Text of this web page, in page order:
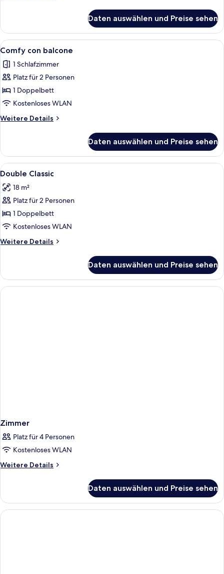
con
Balcone
Daten auswählen und Preise sehen
Alle
Fotos
für
Comfy
con
balcone
anzeigen
Ein Hotelzimmer mit einem großen
6
Comfy con balcone
1 Schlafzimmer
Platz für 2 Personen
1 Doppelbett
Kostenloses WLAN
Weitere Details
Weitere
con
balcone
Daten auswählen und Preise sehen
Alle
Fotos
für
Double
Classic
anzeigen
Ein Hotelzimmer mit einem Bett,
2
Double Classic
18 m²
Platz für 2 Personen
1 Doppelbett
Kostenloses WLAN
Weitere Details
Weitere
Classic
Daten auswählen und Preise sehen
Zimmer
Platz für 4 Personen
Kostenloses WLAN
Weitere Details
Weitere
Daten auswählen und Preise sehen